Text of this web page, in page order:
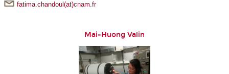
fatima.chandoul(at)cnam.fr
Mai-Huong Valin